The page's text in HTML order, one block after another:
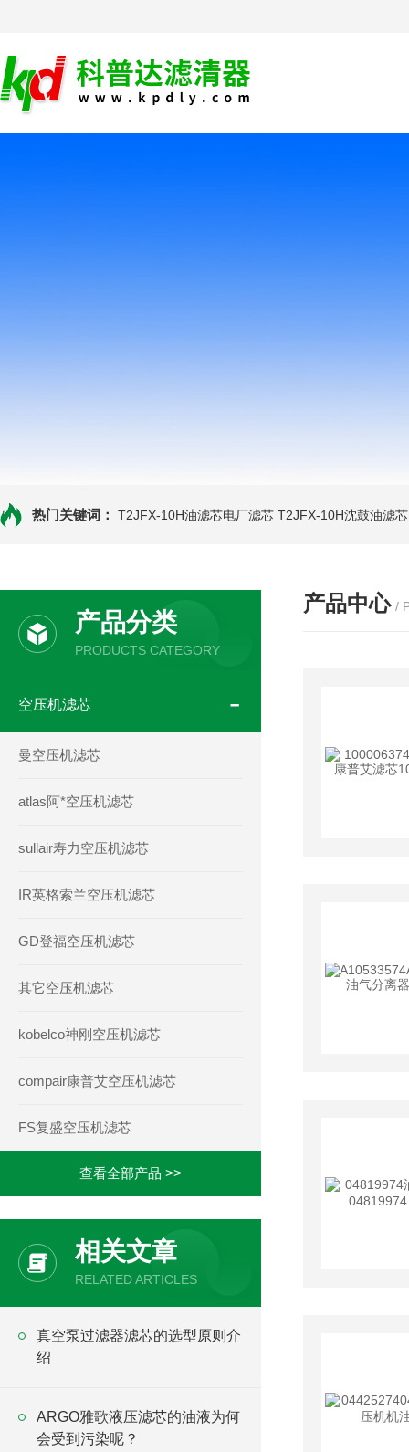
热门关键词： T2JFX-10H油滤芯电厂滤芯 T2JFX-10H沈鼓油滤芯
产品分类
PRODUCTS CATEGORY
空压机滤芯
曼空压机滤芯
atlas阿*空压机滤芯
sullair寿力空压机滤芯
IR英格索兰空压机滤芯
GD登福空压机滤芯
其它空压机滤芯
kobelco神刚空压机滤芯
compair康普艾空压机滤芯
FS复盛空压机滤芯
查看全部产品 >>
相关文章
RELATED ARTICLES
真空泵过滤器滤芯的选型原则介
绍
ARGO雅歌液压滤芯的油液为何
会受到污染呢？
产品中心 /